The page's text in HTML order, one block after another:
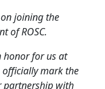
joining the
of ROSC.
honor for us at
officially mark the
partnership with